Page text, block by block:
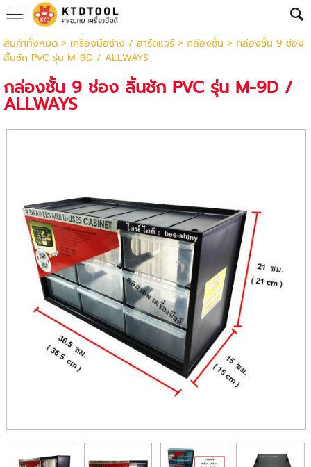
สินค้าทั้งหมด> เครื่องมือช่าง / ฮาร์ดแวร์> กล่องชั้น > กล่องชั้น 9 ช่อง
ลิ้นชัก PVC รุ่น M-9D / ALLWAYS
กล่องชั้น 9 ช่อง ลิ้นชัก PVC รุ่น M-9D /
ALLWAYS